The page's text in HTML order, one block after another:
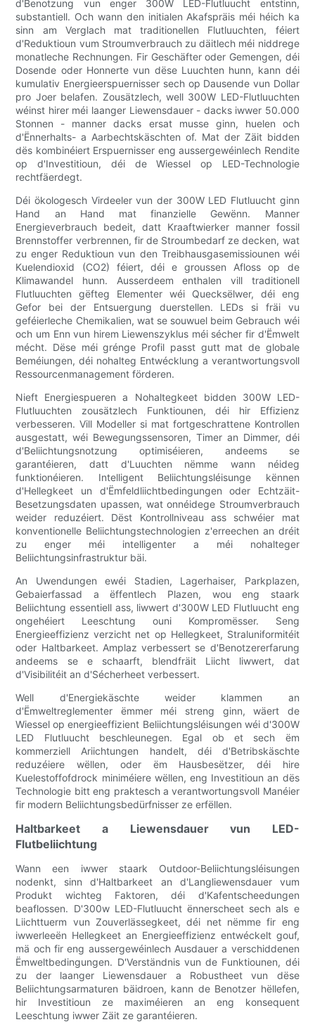
d'Benotzung vun enger 300W LED-Flutluucht entstinn,
substantiell. Och wann den initialen Akafspräis méi héich ka
sinn am Verglach mat traditionellen Flutluuchten, féiert
d'Reduktioun vum Stroumverbrauch zu däitlech méi niddrege
monatleche Rechnungen. Fir Geschäfter oder Gemengen, déi
Dosende oder Honnerte vun dëse Luuchten hunn, kann déi
kumulativ Energieerspuernisser sech op Dausende vun Dollar
pro Joer belafen. Zousätzlech, well 300W LED-Flutluuchten
wéinst hirer méi laanger Liewensdauer - dacks iwwer 50.000
Stonnen - manner dacks ersat musse ginn, huelen och
d'Ënnerhalts- a Aarbechtskäschten of. Mat der Zäit bidden
dës kombinéiert Erspuernisser eng aussergewéinlech Rendite
op d'Investitioun, déi de Wiessel op LED-Technologie
rechtfäerdegt.
Déi ökologesch Virdeeler vun der 300W LED Flutluucht ginn
Hand an Hand mat finanzielle Gewënn. Manner
Energieverbrauch bedeit, datt Kraaftwierker manner fossil
Brennstoffer verbrennen, fir de Stroumbedarf ze decken, wat
zu enger Reduktioun vun den Treibhausgasemissiounen wéi
Kuelendioxid (CO2) féiert, déi e groussen Afloss op de
Klimawandel hunn. Ausserdeem enthalen vill traditionell
Flutluuchten gëfteg Elementer wéi Quecksëlwer, déi eng
Gefor bei der Entsuergung duerstellen. LEDs si fräi vu
geféierleche Chemikalien, wat se souwuel beim Gebrauch wéi
och um Enn vun hirem Liewenszyklus méi sécher fir d'Ëmwelt
mécht. Dëse méi grénge Profil passt gutt mat de globale
Beméiungen, déi nohalteg Entwécklung a verantwortungsvoll
Ressourcenmanagement förderen.
Nieft Energiespueren a Nohaltegkeet bidden 300W LED-
Flutluuchten zousätzlech Funktiounen, déi hir Effizienz
verbesseren. Vill Modeller si mat fortgeschrattene Kontrollen
ausgestatt, wéi Bewegungssensoren, Timer an Dimmer, déi
d'Beliichtungsnotzung optimiséieren, andeems se
garantéieren, datt d'Luuchten nëmme wann néideg
funktionéieren. Intelligent Beliichtungsléisunge kënnen
d'Hellegkeet un d'Ëmfeldliichtbedingungen oder Echtzäit-
Besetzungsdaten upassen, wat onnéidege Stroumverbrauch
weider reduzéiert. Dëst Kontrollniveau ass schwéier mat
konventionelle Beliichtungstechnologien z'erreechen an dréit
zu enger méi intelligenter a méi nohalteger
Beliichtungsinfrastruktur bäi.
An Uwendungen ewéi Stadien, Lagerhaiser, Parkplazen,
Gebaierfassad a ëffentlech Plazen, wou eng staark
Beliichtung essentiell ass, liwwert d'300W LED Flutluucht eng
ongehéiert Leeschtung ouni Kompromësser. Seng
Energieeffizienz verzicht net op Hellegkeet, Straluniformitéit
oder Haltbarkeet. Amplaz verbessert se d'Benotzererfarung
andeems se e schaarft, blendfräit Liicht liwwert, dat
d'Visibilitéit an d'Sécherheet verbessert.
Well d'Energiekäschte weider klammen an
d'Ëmweltreglementer ëmmer méi streng ginn, wäert de
Wiessel op energieeffizient Beliichtungsléisungen wéi d'300W
LED Flutluucht beschleunegen. Egal ob et sech ëm
kommerziell Ariichtungen handelt, déi d'Betribskäschte
reduzéiere wëllen, oder ëm Hausbesëtzer, déi hire
Kuelestoffofdrock miniméiere wëllen, eng Investitioun an dës
Technologie bitt eng praktesch a verantwortungsvoll Manéier
fir modern Beliichtungsbedürfnisser ze erfëllen.
Haltbarkeet a Liewensdauer vun LED-
Flutbeliichtung
Wann een iwwer staark Outdoor-Beliichtungsléisungen
nodenkt, sinn d'Haltbarkeet an d'Langliewensdauer vum
Produkt wichteg Faktoren, déi d'Kafentscheedungen
beaflossen. D'300w LED-Flutluucht ënnerscheet sech als e
Liichttuerm vun Zouverlässegkeet, déi net nëmme fir eng
iwwerleeën Hellegkeet an Energieeffizienz entwéckelt gouf,
mä och fir eng aussergewéinlech Ausdauer a verschiddenen
Ëmweltbedingungen. D'Verständnis vun de Funktiounen, déi
zu der laanger Liewensdauer a Robustheet vun dëse
Beliichtungsarmaturen bäidroen, kann de Benotzer hëllefen,
hir Investitioun ze maximéieren an eng konsequent
Leeschtung iwwer Zäit ze garantéieren.